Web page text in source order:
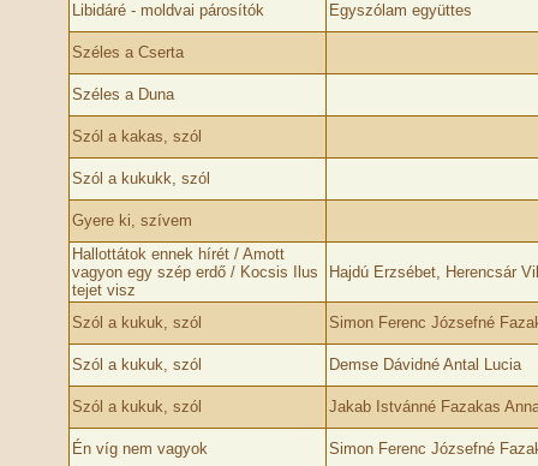
Libidáré - moldvai párosítók Egyszólam együttes
Széles a Cserta
Széles a Duna
Szól a kakas, szól
Szól a kukukk, szól
Gyere ki, szívem
Hallottátok ennek hírét / Amott
vagyon egy szép erdő / Kocsis Ilus
tejet visz
Hajdú Erzsébet, Herencsár
Szól a kukuk, szól Simon Ferenc Józsefné
Szól a kukuk, szól Demse Dávidné Antal Lucia
Szól a kukuk, szól Jakab Istvánné Fazakas
Én víg nem vagyok Simon Ferenc Józsefné